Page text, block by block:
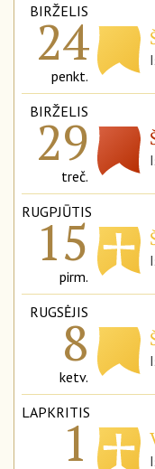
BIRŽELIS
24
penkt.
BIRŽELIS
29
treč.
RUGPJŪTIS
15
pirm.
RUGSĖJIS
8
ketv.
LAPKRITIS
1